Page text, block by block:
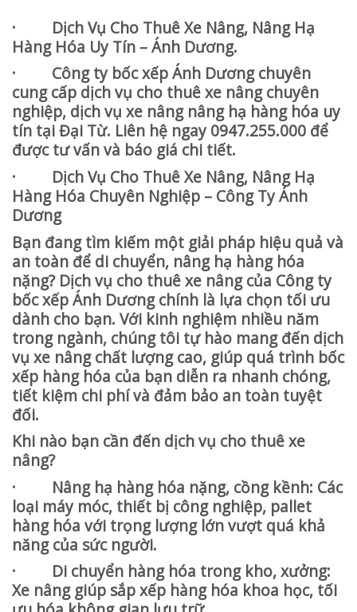
· Dịch Vụ Cho Thuê Xe Nâng, Nâng Hạ
Hàng Hóa Uy Tín – Ánh Dương.
· Công ty bốc xếp Ánh Dương chuyên
cung cấp dịch vụ cho thuê xe nâng chuyên
nghiệp, dịch vụ xe nâng nâng hạ hàng hóa uy
tín tại Đại Từ. Liên hệ ngay 0947.255.000 để
được tư vấn và báo giá chi tiết.
· Dịch Vụ Cho Thuê Xe Nâng, Nâng Hạ
Hàng Hóa Chuyên Nghiệp – Công Ty Ánh
Dương
Bạn đang tìm kiếm một giải pháp hiệu quả và
an toàn để di chuyển, nâng hạ hàng hóa
nặng? Dịch vụ cho thuê xe nâng của Công ty
bốc xếp Ánh Dương chính là lựa chọn tối ưu
dành cho bạn. Với kinh nghiệm nhiều năm
trong ngành, chúng tôi tự hào mang đến dịch
vụ xe nâng chất lượng cao, giúp quá trình bốc
xếp hàng hóa của bạn diễn ra nhanh chóng,
tiết kiệm chi phí và đảm bảo an toàn tuyệt
đối.
Khi nào bạn cần đến dịch vụ cho thuê xe
nâng?
· Nâng hạ hàng hóa nặng, cồng kềnh: Các
loại máy móc, thiết bị công nghiệp, pallet
hàng hóa với trọng lượng lớn vượt quá khả
năng của sức người.
· Di chuyển hàng hóa trong kho, xưởng:
Xe nâng giúp sắp xếp hàng hóa khoa học, tối